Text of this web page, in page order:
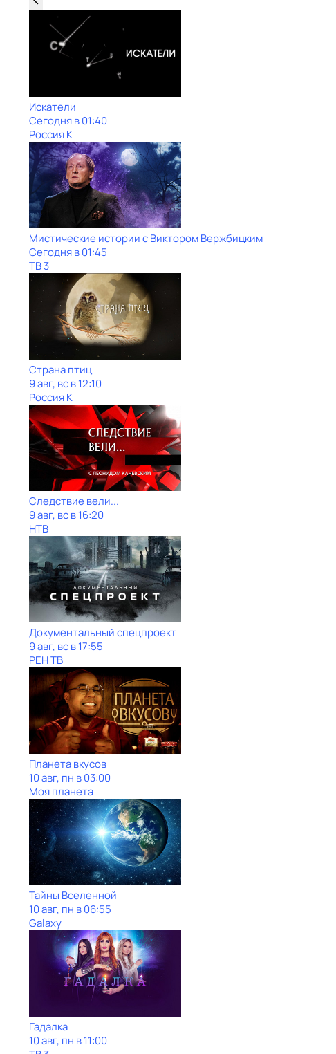
Искатели
Сегодня в 01:40
Россия К
Мистические истории с Виктoром Bержбицким
Сегодня в 01:45
ТВ 3
Страна птиц
9 авг, вс в 12:10
Россия К
Следствие вели...
9 авг, вс в 16:20
НТВ
Документальный спецпроект
9 авг, вс в 17:55
РЕН ТВ
Планета вкусов
10 авг, пн в 03:00
Моя планета
Тайны Вселенной
10 авг, пн в 06:55
Galaxy
Гадaлкa
10 авг, пн в 11:00